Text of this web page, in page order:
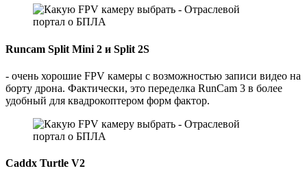
Runcam Split Mini 2 и Split 2S
- очень хорошие FPV камеры с возможностью записи видео на
борту дрона. Фактически, это переделка RunCam 3 в более
удобный для квадрокоптером форм фактор.
Caddx Turtle V2